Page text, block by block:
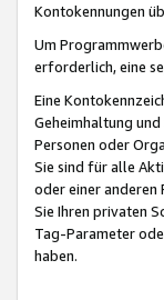
Kontokennungen
Um
erforderlich, eine
Eine
Geheimhaltung
Personen oder
Sie sind für alle
oder einer anderen
Sie Ihren privaten
Tag-Parameter
haben.